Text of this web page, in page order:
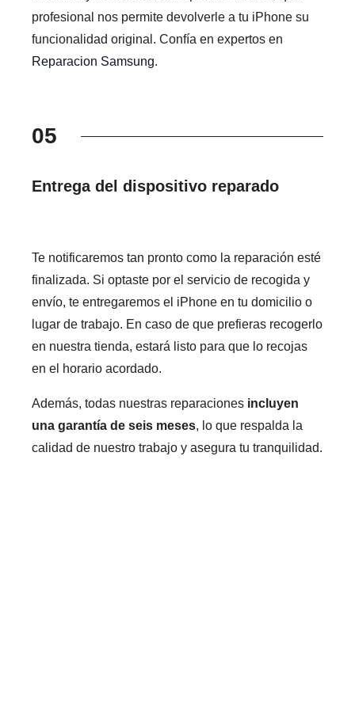
profesional nos permite devolverle a tu iPhone su
funcionalidad original. Confía en expertos en
Reparacion Samsung.
05
Entrega del dispositivo reparado
Te notificaremos tan pronto como la reparación esté
finalizada. Si optaste por el servicio de recogida y
envío, te entregaremos el iPhone en tu domicilio o
lugar de trabajo. En caso de que prefieras recogerlo
en nuestra tienda, estará listo para que lo recojas
en el horario acordado.
Además, todas nuestras reparaciones incluyen
una garantía de seis meses, lo que respalda la
calidad de nuestro trabajo y asegura tu tranquilidad.